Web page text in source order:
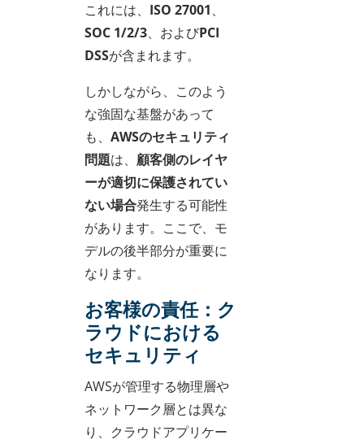
これには、 ISO 27001、
SOC 1/2/3、およびPCI
DSSが含まれます。
しかしながら、このよう
な強固な基盤があって
も、 AWSのセキュリティ
問題は、 顧客側のレイヤ
ーが適切に保護されてい
ない場合発生する可能性
があります。ここで、モ
デルの後半部分が重要に
なります。
お客様の責任：ク
ラウドにおける
セキュリティ
AWSが管理する物理層や
ネットワーク層とは異な
り、クラウドアプリケー